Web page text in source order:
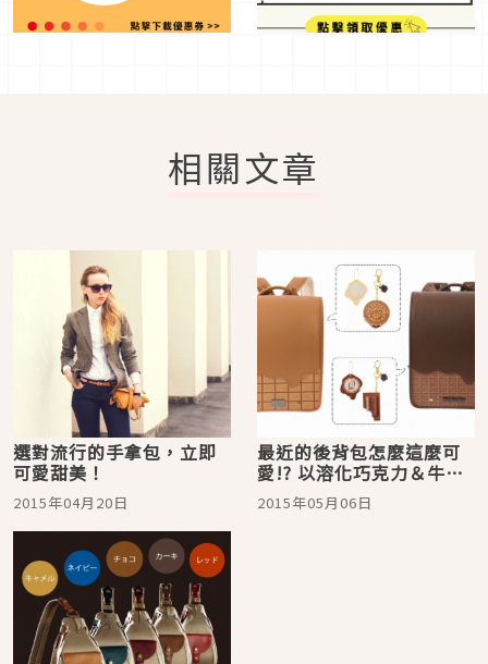
相關文章
選對流行的手拿包，立即
可愛甜美！
2015年04月20日
最近的後背包怎麼這麼可
愛!? 以溶化巧克力＆牛奶
餅乾為主題♪
2015年05月06日